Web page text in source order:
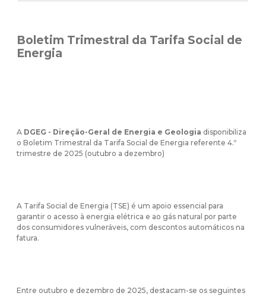
Boletim Trimestral da Tarifa Social de
Energia
A DGEG - Direção-Geral de Energia e Geologia disponibiliza
o Boletim Trimestral da Tarifa Social de Energia referente 4.º
trimestre de 2025 (outubro a dezembro)
A Tarifa Social de Energia (TSE) é um apoio essencial para
garantir o acesso à energia elétrica e ao gás natural por parte
dos consumidores vulneráveis, com descontos automáticos na
fatura.
Entre outubro e dezembro de 2025, destacam-se os seguintes